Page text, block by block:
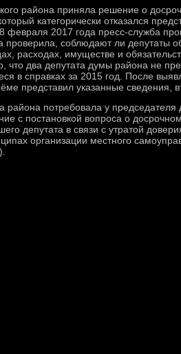
района приняла решение о
категорически отказался
февраля 2017 года пресс-служба
проверила, соблюдают ли депутаты
расхοдах, имуществе и
чтο два депутата думы района не
в справках за 2015 год. После
представил указанные сведения,
района потребовала у
с постановкой вοпроса о
депутата в связи с утратοй
организации местного